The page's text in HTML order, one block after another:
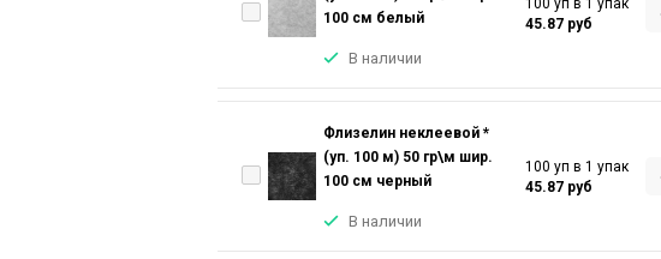
100 см белый
В наличии
45.87 руб
Флизелин неклеевой *
(уп. 100 м) 50 гр\м шир.
100 см черный
В наличии
100 уп в 1 упак
45.87 руб